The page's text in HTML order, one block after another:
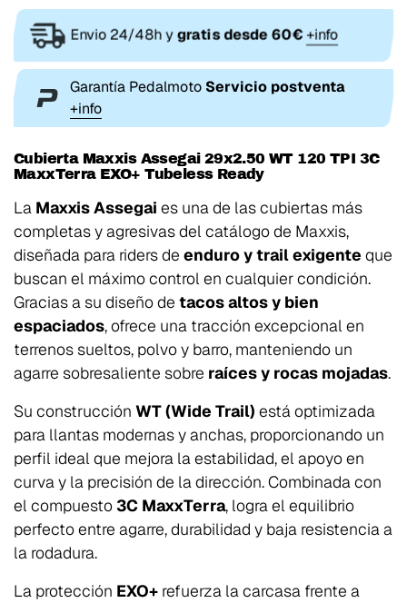
Envio 24/48h ygratis desde 60€+info
Garantía Pedalmoto Servicio postventa
+info
Cubierta Maxxis Assegai 29x2.50 WT 120 TPI 3C
MaxxTerra EXO+ Tubeless Ready
La Maxxis Assegai es una de las cubiertas más
completas y agresivas del catálogo de Maxxis,
diseñada para riders de enduro y trail exigente que
buscan el máximo control en cualquier condición.
Gracias a su diseño de tacos altos y bien
espaciados, ofrece una tracción excepcional en
terrenos sueltos, polvo y barro, manteniendo un
agarre sobresaliente sobre raíces y rocas mojadas.
Su construcción WT (Wide Trail) está optimizada
para llantas modernas y anchas, proporcionando un
perfil ideal que mejora la estabilidad, el apoyo en
curva y la precisión de la dirección. Combinada con
el compuesto3C MaxxTerra, logra el equilibrio
perfecto entre agarre, durabilidad y baja resistencia a
la rodadura.
La protección EXO+ refuerza la carcasa frente a